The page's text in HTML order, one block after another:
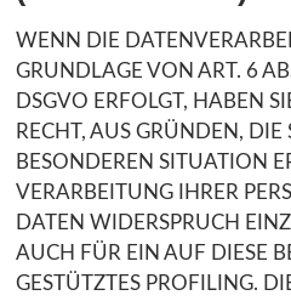
WENN DIE
GRUNDLAGE VON ART. 6
DSGVO ERFOLGT, HABEN
RECHT, AUS GRÜNDEN, DIE
BESONDEREN SITUATION
VERARBEITUNG IHRER
DATEN WIDERSPRUCH
AUCH FÜR EIN AUF DIESE
GESTÜTZTES PROFILING.